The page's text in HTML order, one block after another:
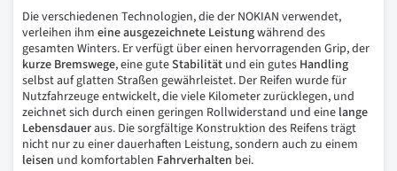
Die verschiedenen Technologien, die der NOKIAN verwendet,
verleihen ihm eine ausgezeichnete Leistungwährend des
gesamten Winters. Er verfügt über einen hervorragenden Grip, der
kurze Bremswege, eine guteStabilität und ein gutes Handling
selbst auf glatten Straßen gewährleistet. Der Reifen wurde für
Nutzfahrzeuge entwickelt, die viele Kilometer zurücklegen, und
zeichnet sich durch einen geringen Rollwiderstand und eine lange
Lebensdaueraus. Die sorgfältige Konstruktion des Reifens trägt
nicht nur zu einer dauerhaften Leistung, sondern auch zu einem
leisen und komfortablen Fahrverhalten bei.